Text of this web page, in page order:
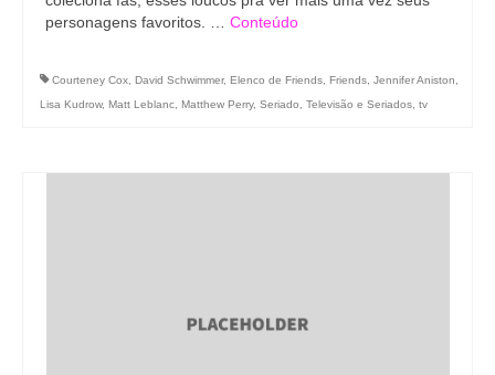
personagens favoritos. … Conteúdo
Courteney Cox David Schwimmer, Elenco de Friends Friends Jennifer Aniston
Lisa Kudrow, Matt Leblanc Matthew Perry, Seriado Televisão e Seriados tv